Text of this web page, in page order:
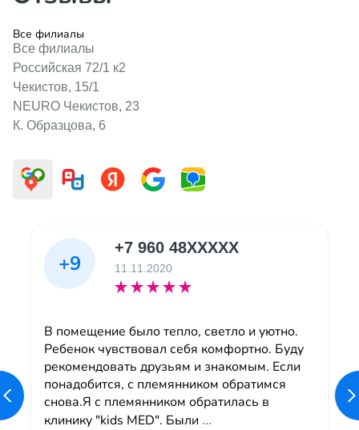
Все филиалы
Все филиалы
Российская 72/1 к2
Чекистов, 15/1
NEURO Чекистов, 23
К. Образцова, 6
+9
+7 960 48XXXXX
11.11.2020
В помещение было тепло, светло и уютно.
Ребенок чувствовал себя комфортно. Буду
рекомендовать друзьям и знакомым. Если
понадобится, с племянником обратимся
снова.Я с племянником обратилась в
клинику "kids MED". Были ...